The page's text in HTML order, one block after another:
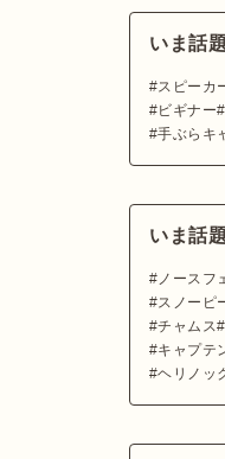
いま話
スピーカ
ビギナー
手ぶらキ
いま話
ノースフ
スノーピ
チャムス
キャプテ
ヘリノッ